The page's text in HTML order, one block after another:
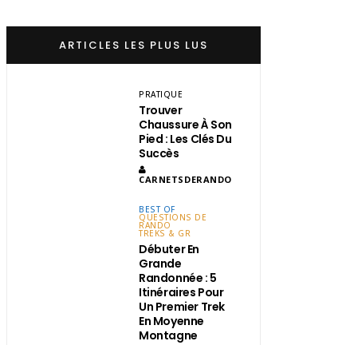
ARTICLES LES PLUS LUS
PRATIQUE
Trouver
Chaussure À Son
Pied : Les Clés Du
Succès
CARNETSDERANDO
BEST OF
QUESTIONS DE
RANDO
TREKS & GR
Débuter En
Grande
Randonnée : 5
Itinéraires Pour
Un Premier Trek
En Moyenne
Montagne